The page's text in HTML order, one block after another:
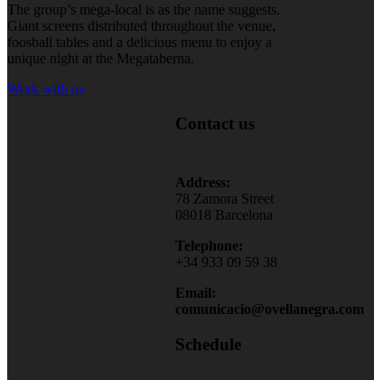
The group’s mega-local is as the name suggests.
Giant screens distributed throughout the venue,
foosball tables and a delicious menu to enjoy a
unique night at the Megataberna.
Work with us
Contact us
Address:
78 Zamora Street
08018 Barcelona
Telephone:
+34 933 09 59 38
Email:
comunicacio@ovellanegra.com
Schedule